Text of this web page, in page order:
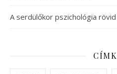
A serdülőkor pszichológia